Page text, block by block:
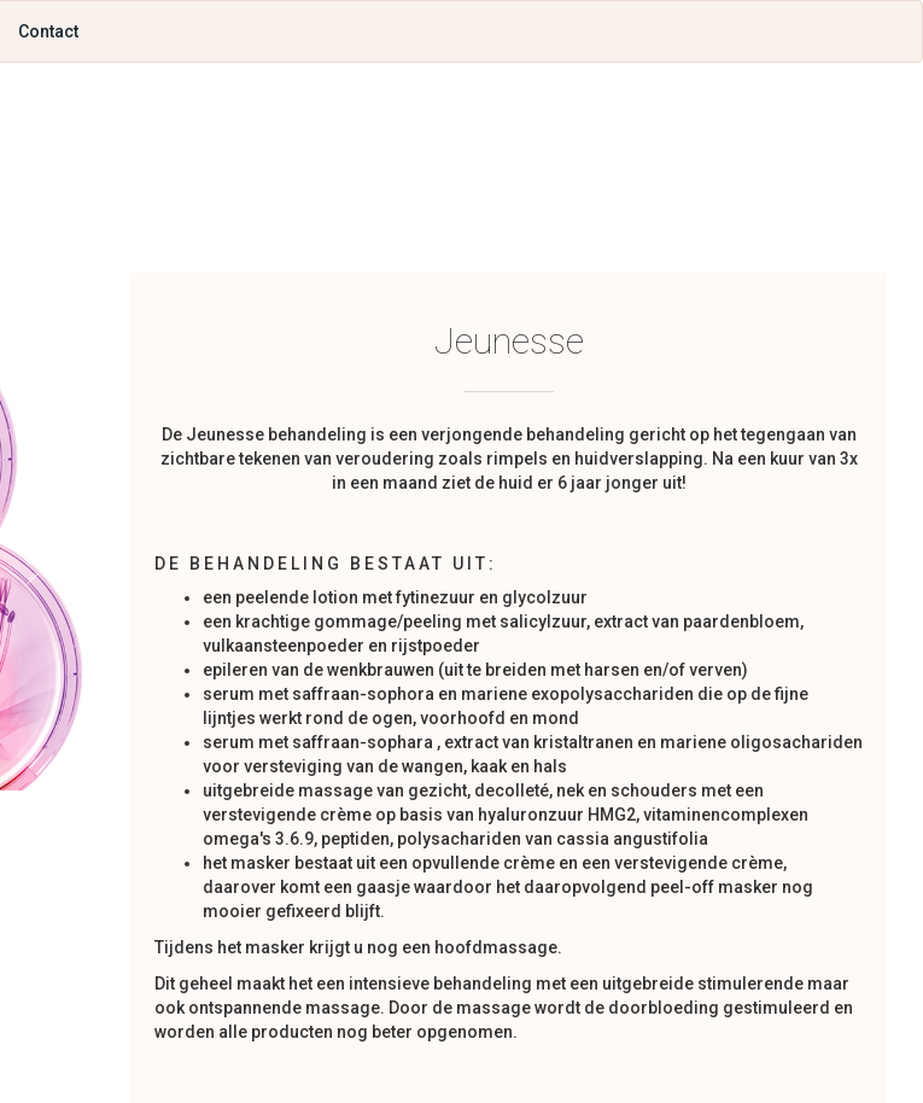
Contact
Jeunesse
De Jeunesse behandeling is een verjongende behandeling gericht op het tegengaan van
zichtbare tekenen van veroudering zoals rimpels en huidverslapping. Na een kuur van 3x
in een maand ziet de huid er 6 jaar jonger uit!
DE BEHANDELING BESTAAT UIT:
een peelende lotion met fytinezuur en glycolzuur
een krachtige gommage/peeling met salicylzuur, extract van paardenbloem,
vulkaansteenpoeder en rijstpoeder
epileren van de wenkbrauwen (uit te breiden met harsen en/of verven)
serum met saffraan-sophora en mariene exopolysacchariden die op de fijne
lijntjes werkt rond de ogen, voorhoofd en mond
serum met saffraan-sophara , extract van kristaltranen en mariene oligosachariden
voor versteviging van de wangen, kaak en hals
uitgebreide massage van gezicht, decolleté, nek en schouders met een
verstevigende crème op basis van hyaluronzuur HMG2, vitaminencomplexen
omega's 3.6.9, peptiden, polysachariden van cassia angustifolia
het masker bestaat uit een opvullende crème en een verstevigende crème,
daarover komt een gaasje waardoor het daaropvolgend peel-off masker nog
mooier gefixeerd blijft.
Tijdens het masker krijgt u nog een hoofdmassage.
Dit geheel maakt het een intensieve behandeling met een uitgebreide stimulerende maar
ook ontspannende massage. Door de massage wordt de doorbloeding gestimuleerd en
worden alle producten nog beter opgenomen.